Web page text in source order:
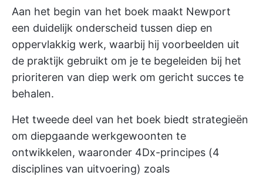
Aan het begin van het boek maakt Newport
een duidelijk onderscheid tussen diep en
oppervlakkig werk, waarbij hij voorbeelden uit
de praktijk gebruikt om je te begeleiden bij het
prioriteren van diep werk om gericht succes te
behalen.
Het tweede deel van het boek biedt strategieën
om diepgaande werkgewoonten te
ontwikkelen, waaronder 4Dx-principes (4
disciplines van uitvoering) zoals